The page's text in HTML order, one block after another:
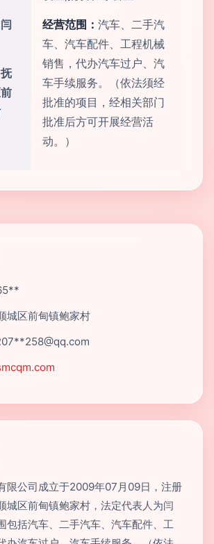
闫
抚
经营范围： 汽车、二手汽
车、汽车配件、工程机械
销售，代办汽车过户、汽
车手续服务。（依法须经
批准的项目，经相关部门
批准后方可开展经营活
动。）
城区前甸镇鲍家村
258@qq.com
限公司成立于2009年07月09日，注册
城区前甸镇鲍家村，法定代表人为闫
包括汽车、二手汽车、汽车配件、工